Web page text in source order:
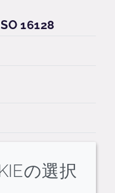
16128
の選択